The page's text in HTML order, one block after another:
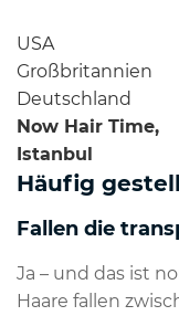
USA
Großbritannien
Deutschland
Now Hair Time,
Istanbul
Häufig
Fallen die
Ja – und das ist
Haare fallen